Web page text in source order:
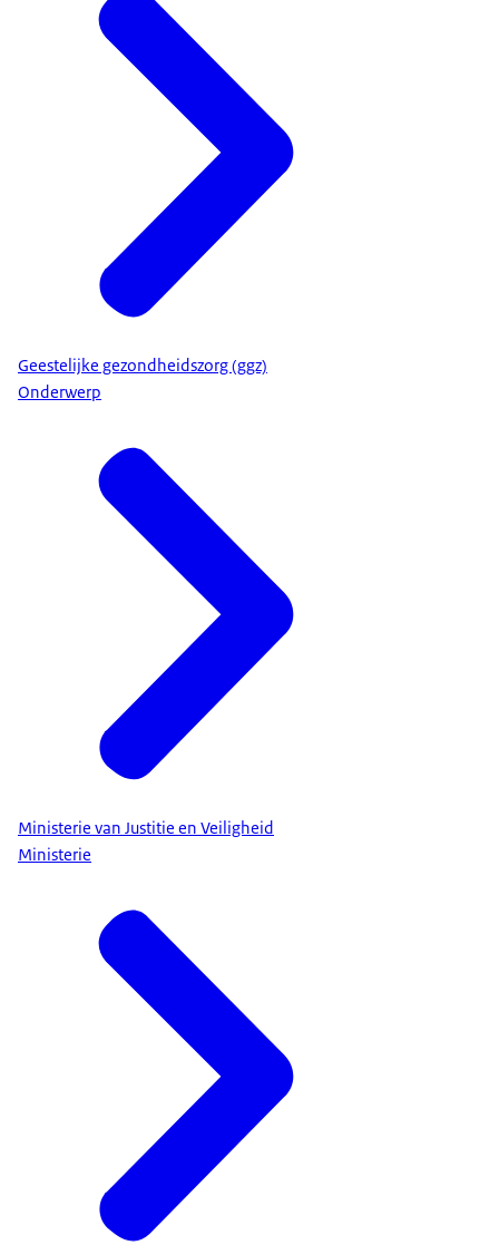
Geestelijke gezondheidszorg (ggz)
Onderwerp
Ministerie van Justitie en Veiligheid
Ministerie